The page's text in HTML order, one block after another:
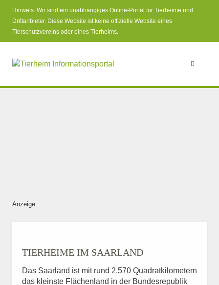
Hinweis: Wir sind ein unabhängiges Online-Portal für Tierheime und
Drittanbieter. Diese Website ist keine offizielle Website eines
Tierschutzvereins oder eines Tierheims.
Anzeige
TIERHEIME IM SAARLAND
Das Saarland ist mit rund 2.570 Quadratkilometern
das kleinste Flächenland in der Bundesrepublik